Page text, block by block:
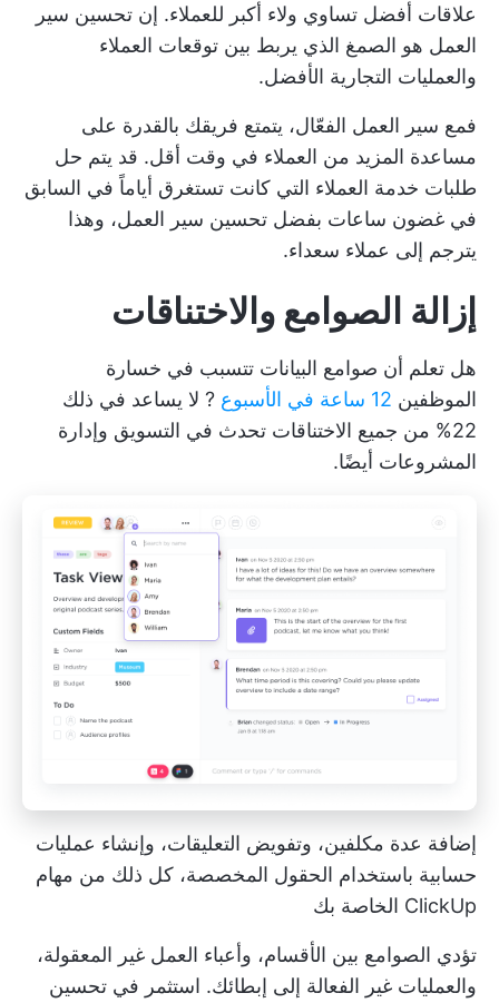
علاقات أفضل تساوي ولاء أكبر للعملاء. إن تحسين سير
العمل هو الصمغ الذي يربط بين توقعات العملاء
والعمليات التجارية الأفضل.
فمع سير العمل الفعّال، يتمتع فريقك بالقدرة على
مساعدة المزيد من العملاء في وقت أقل. قد يتم حل
طلبات خدمة العملاء التي كانت تستغرق أياماً في السابق
في غضون ساعات بفضل تحسين سير العمل، وهذا
يترجم إلى عملاء سعداء.
إزالة الصوامع والاختناقات
هل تعلم أن صوامع البيانات تتسبب في خسارة
الموظفين 12 ساعة في الأسبوع
? لا يساعد في ذلك
22% من جميع الاختناقات
تحدث في التسويق وإدارة
المشروعات أيضًا.
إضافة عدة مكلفين، وتفويض التعليقات، وإنشاء عمليات
حسابية باستخدام الحقول المخصصة، كل ذلك من مهام
ClickUp الخاصة بك
تؤدي الصوامع بين الأقسام، وأعباء العمل غير المعقولة،
والعمليات غير الفعالة إلى إبطائك. استثمر في تحسين